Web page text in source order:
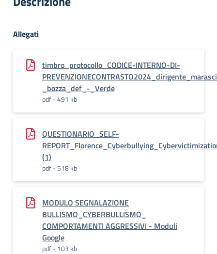
Allegati
timbro_protocollo_CODICE-INTERNO-DI-
_bozza_def_-_Verde
pdf - 491 kb
QUESTIONARIO_SELF-
(1)
pdf - 518 kb
MODULO SEGNALAZIONE
BULLISMO_CYBERBULLISMO_
COMPORTAMENTI AGGRESSIVI - Moduli
Google
pdf - 103 kb